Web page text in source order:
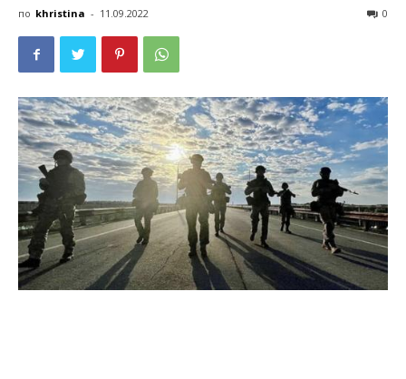
по khristina - 11.09.2022 0